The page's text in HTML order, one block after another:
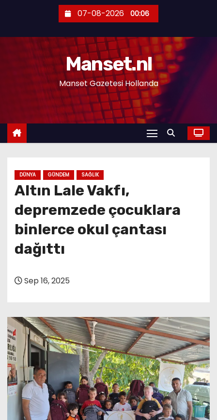
e
07-08-2026 00:06
Manset.nl
Manset Gazetesi Hollanda
DÜNYA GÜNDEM SAĞLIK
Altın Lale Vakfı,
depremzede çocuklara
binlerce okul çantası
dağıttı
Sep 16, 2025